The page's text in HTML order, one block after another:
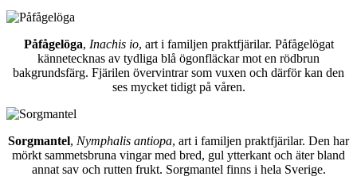
Påfågelöga, Inachis io, art i familjen praktfjärilar. Påfågelögat
kännetecknas av tydliga blå ögonfläckar mot en rödbrun
bakgrundsfärg. Fjärilen övervintrar som vuxen och därför kan den
ses mycket tidigt på våren.
Sorgmantel, Nymphalis antiopa, art i familjen praktfjärilar. Den har
mörkt sammetsbruna vingar med bred, gul ytterkant och äter bland
annat sav och rutten frukt. Sorgmantel finns i hela Sverige.